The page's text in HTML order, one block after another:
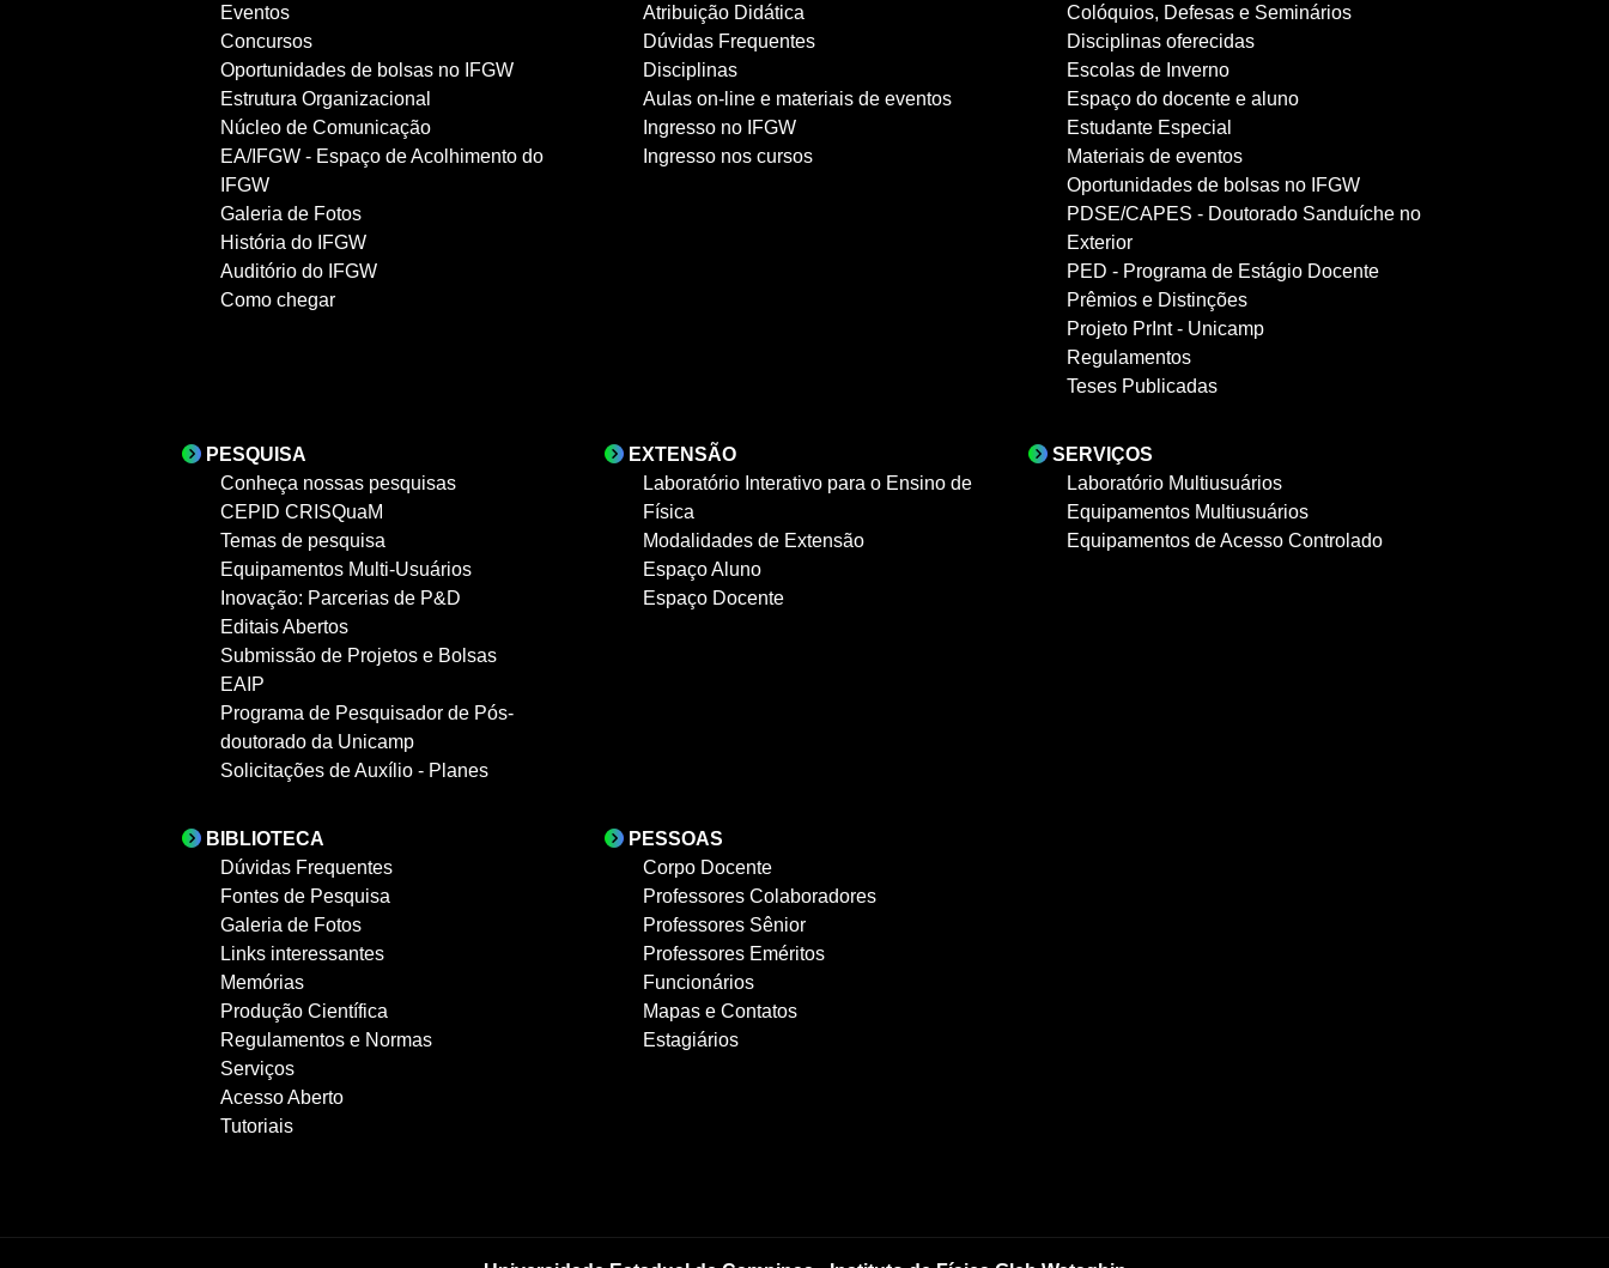
Eventos
Concursos
Oportunidades de bolsas no IFGW
Estrutura Organizacional
Núcleo de Comunicação
EA/IFGW - Espaço de Acolhimento do
IFGW
Galeria de Fotos
História do IFGW
Auditório do IFGW
Como chegar
Atribuição Didática
Dúvidas Frequentes
Disciplinas
Aulas on-line e materiais de eventos
Ingresso no IFGW
Ingresso nos cursos
Colóquios, Defesas e Seminários
Disciplinas oferecidas
Escolas de Inverno
Espaço do docente e aluno
Estudante Especial
Materiais de eventos
Oportunidades de bolsas no IFGW
PDSE/CAPES - Doutorado Sanduíche no
Exterior
PED - Programa de Estágio Docente
Prêmios e Distinções
Projeto PrInt - Unicamp
Regulamentos
Teses Publicadas
PESQUISA
Conheça nossas pesquisas
CEPID CRISQuaM
Temas de pesquisa
Equipamentos Multi-Usuários
Inovação: Parcerias de P&D
Editais Abertos
Submissão de Projetos e Bolsas
EAIP
Programa de Pesquisador de Pós-
doutorado da Unicamp
Solicitações de Auxílio - Planes
EXTENSÃO
Laboratório Interativo para o Ensino de
Física
Modalidades de Extensão
Espaço Aluno
Espaço Docente
SERVIÇOS
Laboratório Multiusuários
Equipamentos Multiusuários
Equipamentos de Acesso Controlado
BIBLIOTECA
Dúvidas Frequentes
Fontes de Pesquisa
Galeria de Fotos
Links interessantes
Memórias
Produção Científica
Regulamentos e Normas
Serviços
Acesso Aberto
Tutoriais
PESSOAS
Corpo Docente
Professores Colaboradores
Professores Sênior
Professores Eméritos
Funcionários
Mapas e Contatos
Estagiários